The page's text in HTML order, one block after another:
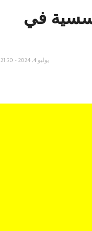
في
يوليو 4, 2024 - 21:30